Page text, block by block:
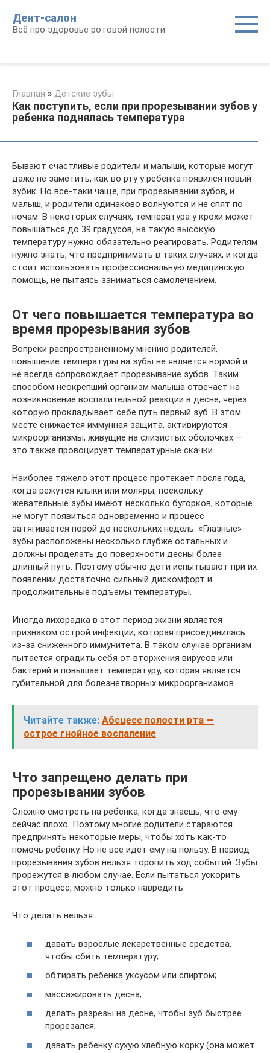
контенту
Дент-салон
Всё про здоровье ротовой полости
Главная » Детские зубы
Как поступить, если при прорезывании зубов у
ребенка поднялась температура
Бывают счастливые родители и малыши, которые могут
даже не заметить, как во рту у ребенка появился новый
зубик. Но все-таки чаще, при прорезывании зубов, и
малыш, и родители одинаково волнуются и не спят по
ночам. В некоторых случаях, температура у крохи может
повышаться до 39 градусов, на такую высокую
температуру нужно обязательно реагировать. Родителям
нужно знать, что предпринимать в таких случаях, и когда
стоит использовать профессиональную медицинскую
помощь, не пытаясь заниматься самолечением.
От чего повышается температура во
время прорезывания зубов
Вопреки распространенному мнению родителей,
повышение температуры на зубы не является нормой и
не всегда сопровождает прорезывание зубов. Таким
способом неокрепший организм малыша отвечает на
возникновение воспалительной реакции в десне, через
которую прокладывает себе путь первый зуб. В этом
месте снижается иммунная защита, активируются
микроорганизмы, живущие на слизистых оболочках —
это также провоцирует температурные скачки.
Наиболее тяжело этот процесс протекает после года,
когда режутся клыки или моляры, поскольку
жевательные зубы имеют несколько бугорков, которые
не могут появиться одновременно и процесс
затягивается порой до нескольких недель. «Глазные»
зубы расположены несколько глубже остальных и
должны проделать до поверхности десны более
длинный путь. Поэтому обычно дети испытывают при их
появлении достаточно сильный дискомфорт и
продолжительные подъемы температуры.
Иногда лихорадка в этот период жизни является
признаком острой инфекции, которая присоединилась
из-за сниженного иммунитета. В таком случае организм
пытается оградить себя от вторжения вирусов или
бактерий и повышает температуру, которая является
губительной для болезнетворных микроорганизмов.
Читайте также: Абсцесс полости рта —
острое гнойное воспаление
Что запрещено делать при
прорезывании зубов
Сложно смотреть на ребенка, когда знаешь, что ему
сейчас плохо. Поэтому многие родители стараются
предпринять некоторые меры, чтобы хоть как-то
помочь ребенку. Но не все идет ему на пользу. В период
прорезывания зубов нельзя торопить ход событий. Зубы
прорежутся в любом случае. Если пытаться ускорить
этот процесс, можно только навредить.
Что делать нельзя:
давать взрослые лекарственные средства,
чтобы сбить температуру;
обтирать ребенка уксусом или спиртом;
массажировать десна;
делать разрезы на десне, чтобы зуб быстрее
прорезался;
давать ребенку сухую хлебную корку (она может